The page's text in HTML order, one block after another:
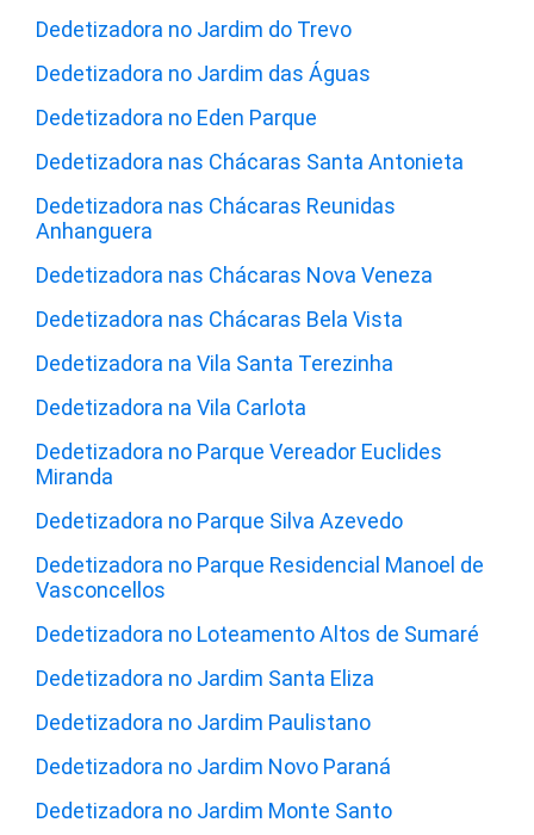
Dedetizadora no Jardim do Trevo
Dedetizadora no Jardim das Águas
Dedetizadora no Eden Parque
Dedetizadora nas Chácaras Santa Antonieta
Dedetizadora nas Chácaras Reunidas
Anhanguera
Dedetizadora nas Chácaras Nova Veneza
Dedetizadora nas Chácaras Bela Vista
Dedetizadora na Vila Santa Terezinha
Dedetizadora na Vila Carlota
Dedetizadora no Parque Vereador Euclides
Miranda
Dedetizadora no Parque Silva Azevedo
Dedetizadora no Parque Residencial Manoel de
Vasconcellos
Dedetizadora no Loteamento Altos de Sumaré
Dedetizadora no Jardim Santa Eliza
Dedetizadora no Jardim Paulistano
Dedetizadora no Jardim Novo Paraná
Dedetizadora no Jardim Monte Santo